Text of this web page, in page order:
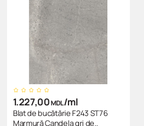
1.227,00MDL/ml
Blat de bucătărie F243 ST76
Marmură Candela gri de..